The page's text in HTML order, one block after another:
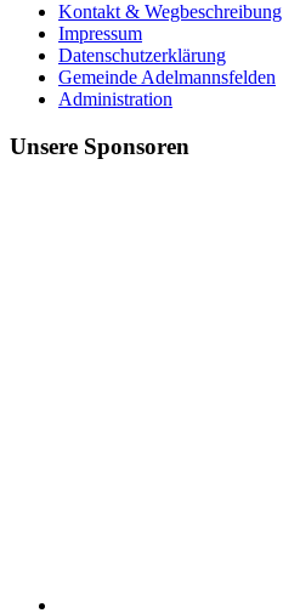
Kontakt & Wegbeschreibung
Impressum
Datenschutzerklärung
Gemeinde Adelmannsfelden
Administration
Unsere Sponsoren